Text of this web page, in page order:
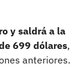
y saldrá a la
699 dólares,
anteriores.